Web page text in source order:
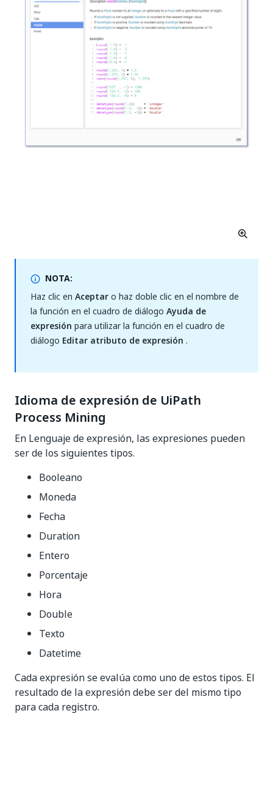
NOTA:
Haz clic en Aceptaro haz doble clic en el nombre de
la función en el cuadro de diálogo Ayuda de
expresión para utilizar la función en el cuadro de
diálogo Editar atributo de expresión .
Idioma de expresión de UiPath
Process Mining
En Lenguaje de expresión, las expresiones pueden
ser de los siguientes tipos.
Booleano
Moneda
Fecha
Duration
Entero
Porcentaje
Hora
Double
Texto
Datetime
Cada expresión se evalúa como uno de estos tipos. El
resultado de la expresión debe ser del mismo tipo
para cada registro.